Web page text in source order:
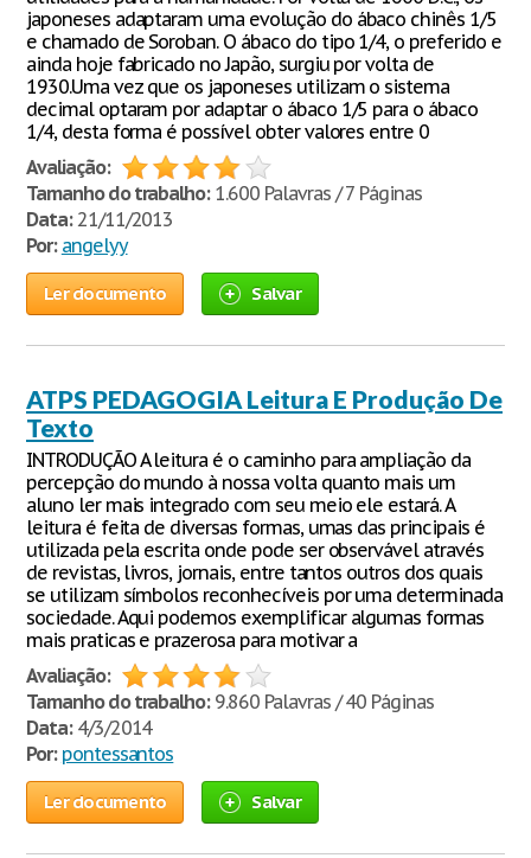
japoneses adaptaram uma evolução do ábaco chinês 1/5
e chamado de Soroban. O ábaco do tipo 1/4, o preferido e
ainda hoje fabricado no Japão, surgiu por volta de
1930.Uma vez que os japoneses utilizam o sistema
decimal optaram por adaptar o ábaco 1/5 para o ábaco
1/4, desta forma é possível obter valores entre 0
Avaliação:
Tamanho do trabalho:1.600 Palavras / 7 Páginas
Data:21/11/2013
Por: angelyy
Ler documento Salvar
ATPS PEDAGOGIA Leitura E Produção De
Texto
INTRODUÇÃO A leitura é o caminho para ampliação da
percepção do mundo à nossa volta quanto mais um
aluno ler mais integrado com seu meio ele estará. A
leitura é feita de diversas formas, umas das principais é
utilizada pela escrita onde pode ser observável através
de revistas, livros, jornais, entre tantos outros dos quais
se utilizam símbolos reconhecíveis por uma determinada
sociedade. Aqui podemos exemplificar algumas formas
mais praticas e prazerosa para motivar a
Avaliação:
Tamanho do trabalho:9.860 Palavras / 40 Páginas
Data:4/3/2014
Por: pontessantos
Ler documento Salvar